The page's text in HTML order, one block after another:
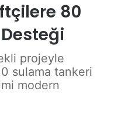
80
projeyle
sulama tankeri
modern